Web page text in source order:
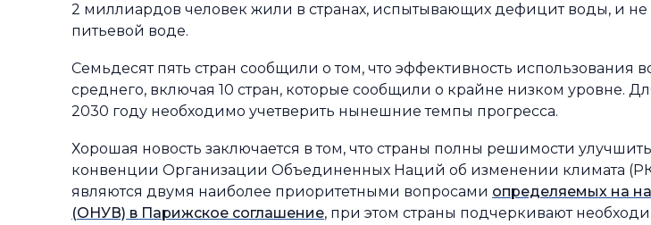
2 миллиардов человек жили в странах, испытывающих дефицит воды, и не
питьевой воде.
Семьдесят пять стран сообщили о том, что эффективность использования
среднего, включая 10 стран, которые сообщили о крайне низком уровне.
2030 году необходимо учетверить нынешние темпы прогресса.
Хорошая новость заключается в том, что страны полны решимости
конвенции Организации Объединенных Наций об изменении климата
являются двумя наиболее приоритетными вопросами определяемых на
(ОНУВ) в Парижское соглашение, при этом страны подчеркивают